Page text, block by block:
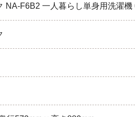
NA-F6B2 一人暮らし単身用洗濯機